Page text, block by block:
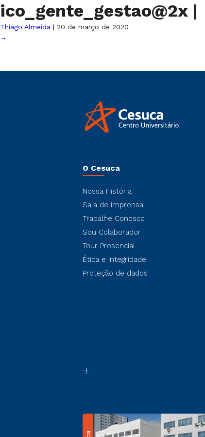
ico_gente_gestao@2x |
Thiago Almeida | 20 de março de 2020
→
O Cesuca
Nossa História
Sala de Imprensa
Trabalhe Conosco
Sou Colaborador
Tour Presencial
Ética e Integridade
Proteção de dados